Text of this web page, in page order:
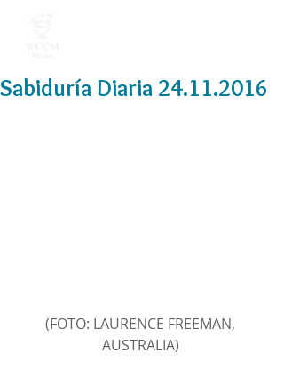
Sabiduría Diaria 24.11.2016
(FOTO: LAURENCE FREEMAN,
AUSTRALIA)